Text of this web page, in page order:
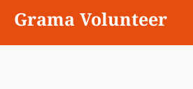
content
Grama Volunteer